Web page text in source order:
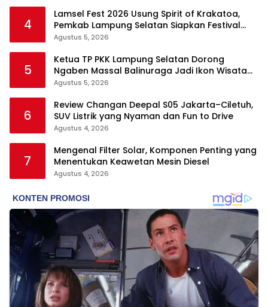
4
Lamsel Fest 2026 Usung Spirit of Krakatoa,
Pemkab Lampung Selatan Siapkan Festival
Lebih Spektakuler
Agustus 5, 2026
5
Ketua TP PKK Lampung Selatan Dorong
Ngaben Massal Balinuraga Jadi Ikon Wisata
Budaya
Agustus 5, 2026
6
Review Changan Deepal S05 Jakarta–Ciletuh,
SUV Listrik yang Nyaman dan Fun to Drive
Agustus 4, 2026
7
Mengenal Filter Solar, Komponen Penting yang
Menentukan Keawetan Mesin Diesel
Agustus 4, 2026